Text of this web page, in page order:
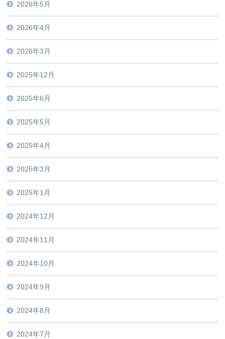
2026年5月
2026年4月
2026年3月
2025年12月
2025年6月
2025年5月
2025年4月
2025年3月
2025年1月
2024年12月
2024年11月
2024年10月
2024年9月
2024年8月
2024年7月